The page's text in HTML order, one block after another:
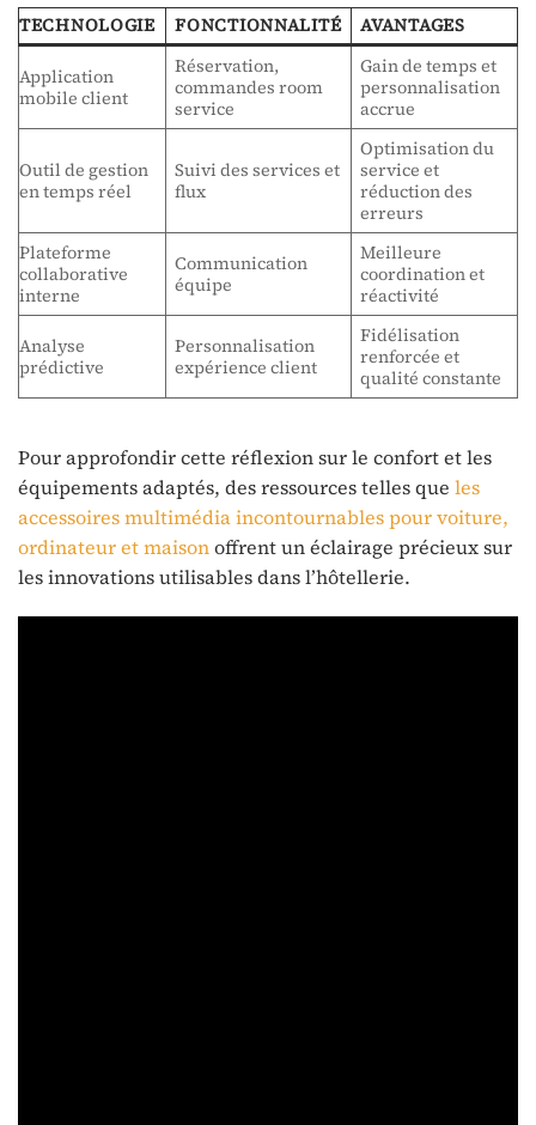
TECHNOLOGIE FONCTIONNALITÉ AVANTAGES
Application
mobile client
Réservation,
commandes room
service
Gain de temps et
personnalisation
accrue
Outil de gestion
en temps réel
Suivi des services et
flux
Optimisation du
service et
réduction des
erreurs
Plateforme
collaborative
interne
Communication
équipe
Meilleure
coordination et
réactivité
Analyse
prédictive
Personnalisation
expérience client
Fidélisation
renforcée et
qualité constante
Pour approfondir cette réflexion sur le confort et les
équipements adaptés, des ressources telles que les
accessoires multimédia incontournables pour voiture,
ordinateur et maisonoffrent un éclairage précieux sur
les innovations utilisables dans l’hôtellerie.